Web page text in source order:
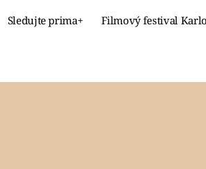
Sledujte prima+ Filmový festival